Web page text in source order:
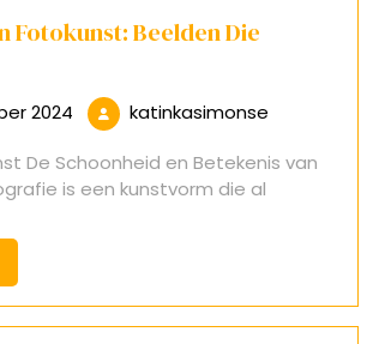
Fotokunst: Beelden Die
2024 18
november
2024
katinkasimonse
De Schoonheid en Betekenis van
is een kunstvorm die al